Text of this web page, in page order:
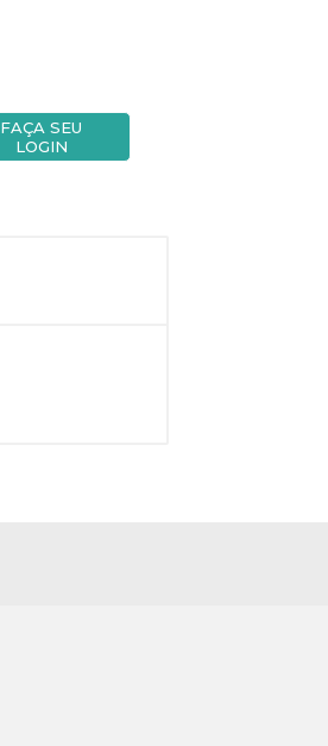
FAÇA SEU
LOGIN